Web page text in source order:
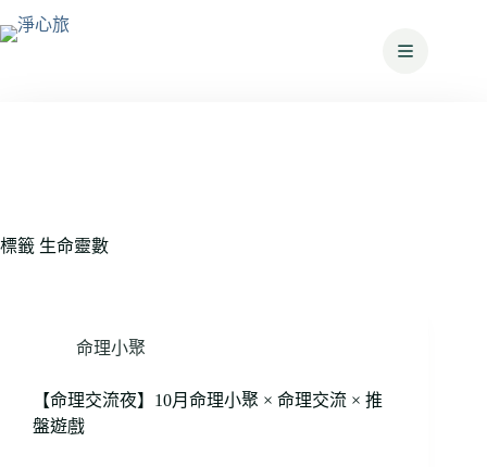
標籤 生命靈數
命理小聚
【命理交流夜】10月命理小聚 × 命理交流 × 推
盤遊戲